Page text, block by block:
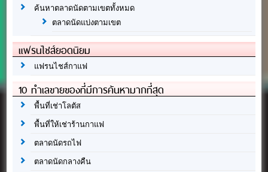
ค้นหาตลาดนัดตามเขตทั้งหมด
ตลาดนัดแบ่งตามเขต
แฟรนไชส์ยอดนิยม
แฟรนไชส์กาแฟ
10 ทำเลขายของที่มีการค้นหามากที่สุด
พื้นที่เช่าโลตัส
พื้นที่ให้เช่าร้านกาแฟ
ตลาดนัดรถไฟ
ตลาดนัดกลางคืน